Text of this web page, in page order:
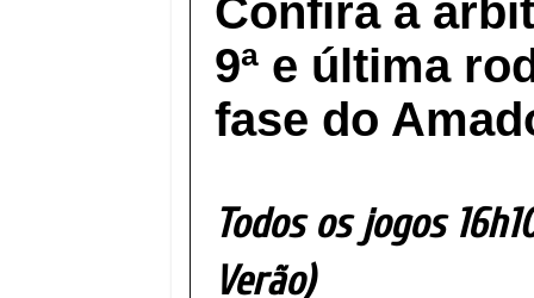
Confira a
9ª e última
fase do
Todos os jogos
Verão)